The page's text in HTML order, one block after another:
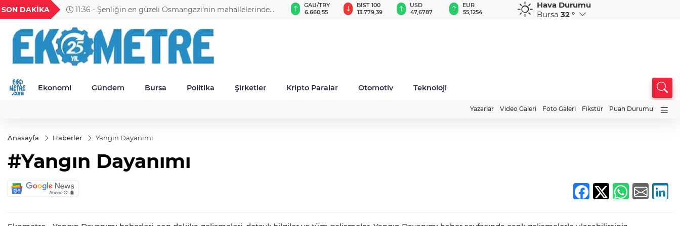
SON DAKİKA
11:36 - Şenliğin en güzeli Osmangazi’nin mahallelerinde
1,1849
GEL
18,2677
TND
16,3788
BGN
27,9743
VND
0,0018
GAU/TRY
6.660,55
BIST 100
13.779,39
USD
47,6787
EUR
55,1254
GBP
64,3468
CHF
59,0083
Hava Durumu
Bursa 32 °
Ekonomi Gündem Bursa Politika Şirketler Kripto Paralar Otomotiv Teknoloji
Yazarlar Video Galeri Foto Galeri Fikstür Puan Durumu
Anasayfa Haberler Yangın Dayanımı
#Yangın Dayanımı